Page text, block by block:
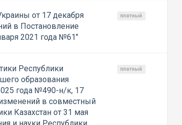
от 17 декабря
в Постановление
2021 года №61"
платный
Республики
образования
года №490-н/к, 17
в совместный
Казахстан от 31 мая
платный